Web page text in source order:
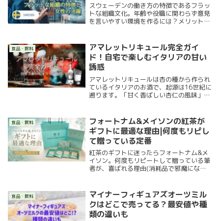
スウェーデンの働き方の特徴であるフラッ
トな組織文化。年齢や役職に関わらず意見
を言いやすい環境を作るには？メリット・
ス、そしてスウェーデンの女性の働き方に
ついて解説します。
食品・飲料
アマレットリキュール完全ガイ
ド！自宅で楽しむイタリアの甘い
誘惑
アマレットリキュールは杏の種から作られ
ているイタリアのお酒で、起源は16世紀に
遡ります。「甘く香ばしい杏仁の風味」の
「ディサローノ」が有名で、ストレートや
ロック、ソーダ割りなどの飲み方や料理な
どにも活用できます。
食品・飲料
フォートナム&メイソンの紅茶が
ギフトに最適な理由|何度もリピし
て贈っている定番
紅茶のギフトに迷ったらフォートナム&メ
イソン。何度もリピートして贈っている筆
者が、喜ばれる理由(消耗品で邪魔になら
の感想を紹介します。
食品・飲料
マイナーフィギュアズオーツミル
クはどこで売ってる？最安値や種
類の違いも